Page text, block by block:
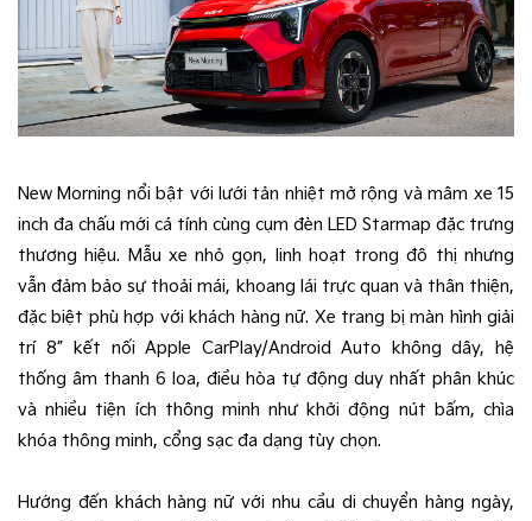
New Morning nổi bật với lưới tản nhiệt mở rộng và mâm xe 15
inch đa chấu mới cá tính cùng cụm đèn LED Starmap đặc trưng
thương hiệu. Mẫu xe nhỏ gọn, linh hoạt trong đô thị nhưng
vẫn đảm bảo sự thoải mái, khoang lái trực quan và thân thiện,
đặc biệt phù hợp với khách hàng nữ. Xe trang bị màn hình giải
trí 8” kết nối Apple CarPlay/Android Auto không dây, hệ
thống âm thanh 6 loa, điều hòa tự động duy nhất phân khúc
và nhiều tiện ích thông minh như khởi động nút bấm, chìa
khóa thông minh, cổng sạc đa dạng tùy chọn.
Hướng đến khách hàng nữ với nhu cầu di chuyển hàng ngày,